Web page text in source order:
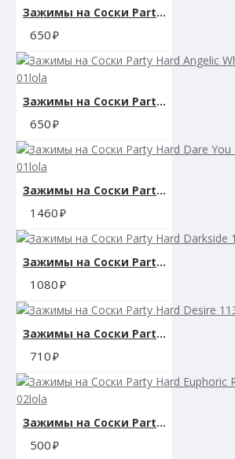
Хранение
Украшения желательно мыть до и после
Можно помыть в теплой воде с мылом
специализированным чистящим
зажимы необходимо хорошо просушить.
отдельно от других силиконовых изделий.
Коллекция: Nipple Play
Цвет: черный, серебряный, прозрачный
Размер каждой петли: 5,75 см.
Материал: силикон, не содержащее
Размер упаковки: 2 x 8,25 x 19,75 см.
Вес: 30 гр.
Зажимы на Cоски Party Hard Angelic Pink 1140-02lola
650
Зажимы на Cоски Party Hard Angelic White 1140-01lola
650
Зажимы на Cоски Party Hard Dare You 1164-01lola
1460
Зажимы на Cоски Party Hard Darkside 1136-01lola
1080
Зажимы на Cоски Party Hard Desire 1137-01lola
710
Зажимы на Cоски Party Hard Euphoric Red 1131-02lola
500